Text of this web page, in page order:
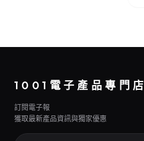
1001電子產品專門店
訂閱電子報
獲取最新產品資訊與獨家優惠